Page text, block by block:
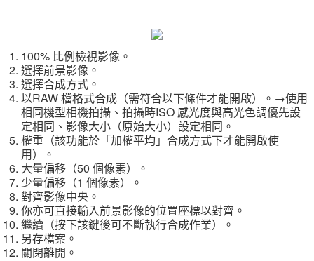
100% 比例檢視影像。
選擇前景影像。
選擇合成方式。
以RAW 檔格式合成（需符合以下條件才能開啟）。→使用
相同機型相機拍攝、拍攝時ISO 感光度與高光色調優先設
定相同、影像大小（原始大小）設定相同。
權重（該功能於「加權平均」合成方式下才能開啟使
用）。
大量偏移（50 個像素）。
少量偏移（1 個像素）。
對齊影像中央。
你亦可直接輸入前景影像的位置座標以對齊。
繼續（按下該鍵後可不斷執行合成作業）。
另存檔案。
關閉離開。